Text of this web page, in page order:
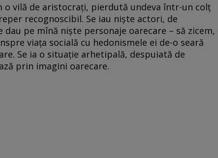
o vilă de aristocrați, pierdută undeva într-un colț
recognoscibil. Se iau niște actori, de
pe mînă niște personaje oarecare – să zicem,
viața socială cu hedonismele ei de-o seară
Se ia o situație arhetipală, despuiată de
prin imagini oarecare.